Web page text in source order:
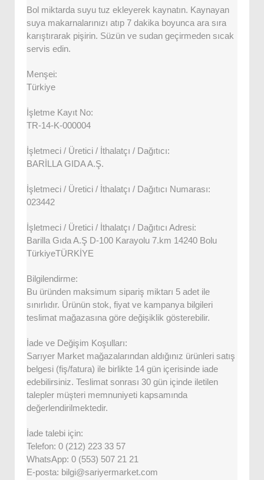
Bol miktarda suyu tuz ekleyerek kaynatın. Kaynayan
suya makarnalarınızı atıp 7 dakika boyunca ara sıra
karıştırarak pişirin. Süzün ve sudan geçirmeden sıcak
servis edin.
Menşei:
Türkiye
İşletme Kayıt No:
TR-14-K-000004
İşletmeci / Üretici / İthalatçı / Dağıtıcı:
BARİLLA GIDA A.Ş.
İşletmeci / Üretici / İthalatçı / Dağıtıcı Numarası:
023442
İşletmeci / Üretici / İthalatçı / Dağıtıcı Adresi:
Barilla Gıda A.Ş D-100 Karayolu 7.km 14240 Bolu
TürkiyeTÜRKİYE
Bilgilendirme:
Bu üründen maksimum sipariş miktarı 5 adet ile
sınırlıdır. Ürünün stok, fiyat ve kampanya bilgileri
teslimat mağazasına göre değişiklik gösterebilir.
İade ve Değişim Koşulları:
Sarıyer Market mağazalarından aldığınız ürünleri satış
belgesi (fiş/fatura) ile birlikte 14 gün içerisinde iade
edebilirsiniz. Teslimat sonrası 30 gün içinde iletilen
talepler müşteri memnuniyeti kapsamında
değerlendirilmektedir.
İade talebi için:
Telefon: 0 (212) 223 33 57
WhatsApp: 0 (553) 507 21 21
E-posta: bilgi@sariyermarket.com